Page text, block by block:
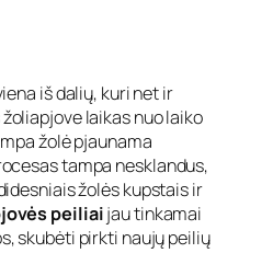
iš dalių, kuri net ir
laikas nuo laiko
žolė pjaunama
tampa nesklandus,
žolės kupstais ir
peiliaijau tinkamai
skubėti pirkti naujų peilių